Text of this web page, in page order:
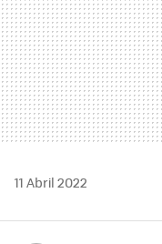
11 Abril 2022